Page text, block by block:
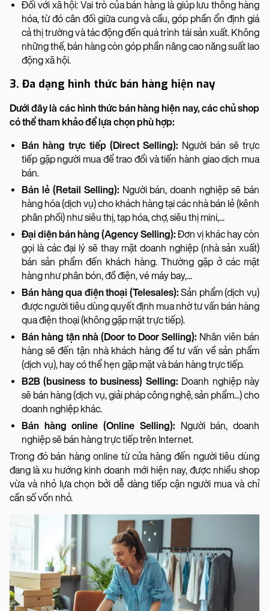
Đối với xã hội: Vai trò của bán hàng là giúp lưu thông hàng
hóa, từ đó cân đối giữa cung và cầu, góp phần ổn định giá
cả thị trường và tác động đến quá trình tái sản xuất. Không
những thế, bán hàng còn góp phần nâng cao năng suất lao
động xã hội.
3. Đa dạng hình thức bán hàng hiện nay
Dưới đây là các hình thức bán hàng hiện nay, các chủ shop
có thể tham khảo để lựa chọn phù hợp:
Bán hàng trực tiếp (Direct Selling): Người bán sẽ trực
tiếp gặp người mua để trao đổi và tiến hành giao dịch mua
bán.
Bán lẻ (Retail Selling): Người bán, doanh nghiệp sẽ bán
hàng hóa (dịch vụ) cho khách hàng tại các nhà bán lẻ (kênh
phân phối) như siêu thị, tạp hóa, chợ, siêu thị mini,...
Đại diện bán hàng (Agency Selling):Đơn vị khác hay còn
gọi là các đại lý sẽ thay mặt doanh nghiệp (nhà sản xuất)
bán sản phẩm đến khách hàng. Thường gặp ở các mặt
hàng như phân bón, đồ điện, vé máy bay,...
Bán hàng qua điện thoại (Telesales):Sản phẩm (dịch vụ)
được người tiêu dùng quyết định mua nhờ tư vấn bán hàng
qua điện thoại (không gặp mặt trực tiếp).
Bán hàng tận nhà (Door to Door Selling): Nhân viên bán
hàng sẽ đến tận nhà khách hàng để tư vấn về sản phẩm
(dịch vụ), hay có thể hẹn gặp mặt và bán hàng trực tiếp.
B2B (business to business) Selling: Doanh nghiệp này
sẽ bán hàng (dịch vụ, giải pháp công nghệ, sản phẩm...) cho
doanh nghiệp khác.
Bán hàng online (Online Selling): Người bán, doanh
nghiệp sẽ bán hàng trực tiếp trên Internet.
Trong đó bán hàng online từ cửa hàng đến người tiêu dùng
đang là xu hướng kinh doanh mới hiện nay, được nhiều shop
vừa và nhỏ lựa chọn bởi dễ dàng tiếp cận người mua và chỉ
cần số vốn nhỏ.